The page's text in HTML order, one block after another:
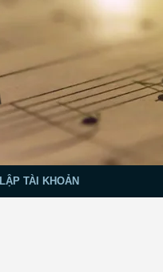
LẬP TÀI KHOẢN